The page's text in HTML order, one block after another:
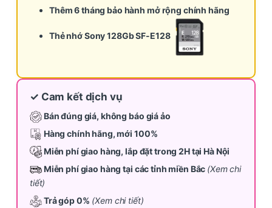
Thêm 6 tháng bảo hành mở rộng chính hãng
Thẻ nhớ Sony 128Gb SF-E128
✓ Cam kết dịch vụ
Bán đúng giá, không báo giá ảo
Hàng chính hãng, mới 100%
Miễn phí giao hàng, lắp đặt trong 2H tại Hà Nội
Miễn phí giao hàng tại các tỉnh miền Bắc (Xem chi
tiết)
Trả góp 0% (Xem chi tiết)